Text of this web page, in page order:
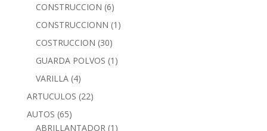
CONSTRUCCION (6)
CONSTRUCCIONN (1)
COSTRUCCION (30)
GUARDA POLVOS (1)
VARILLA (4)
ARTUCULOS (22)
AUTOS (65)
ABRILLANTADOR (1)